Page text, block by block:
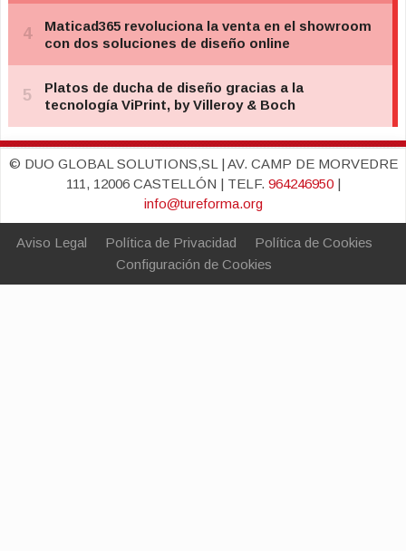
© DUO GLOBAL SOLUTIONS,SL | AV. CAMP DE MORVEDRE
111, 12006 CASTELLÓN | TELF. 964246950|
info@tureforma.org
Aviso Legal Política de Privacidad
Política de Cookies
Configuración de Cookies